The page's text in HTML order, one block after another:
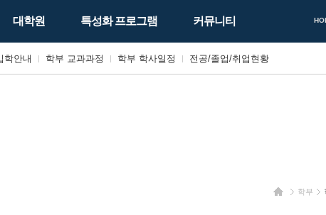
학안내 학부 교과과정 학부 학사일정 전공/졸업/취업현황
대학원 특성화 프로그램 커뮤니티
홈 학부